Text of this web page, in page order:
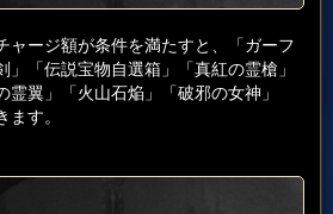
ャージ額が条件を満たすと、「ガーフ
」「伝説宝物自選箱」「真紅の霊槍」
霊翼」「火山石焔」「破邪の女神」
す。